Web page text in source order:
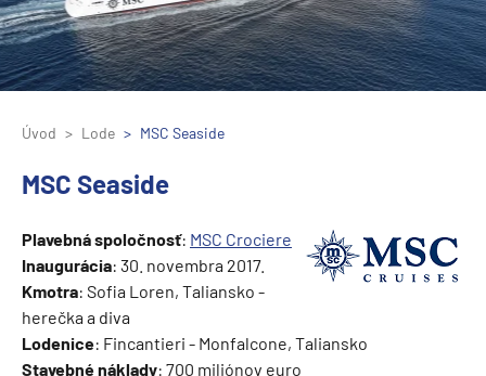
Úvod Lode MSC Seaside
MSC Seaside
Plavebná spoločnosť: MSC Crociere
Inaugurácia: 30. novembra 2017.
Kmotra: Sofia Loren, Taliansko -
herečka a diva
Lodenice: Fincantieri - Monfalcone, Taliansko
Stavebné náklady: 700 miliónov euro